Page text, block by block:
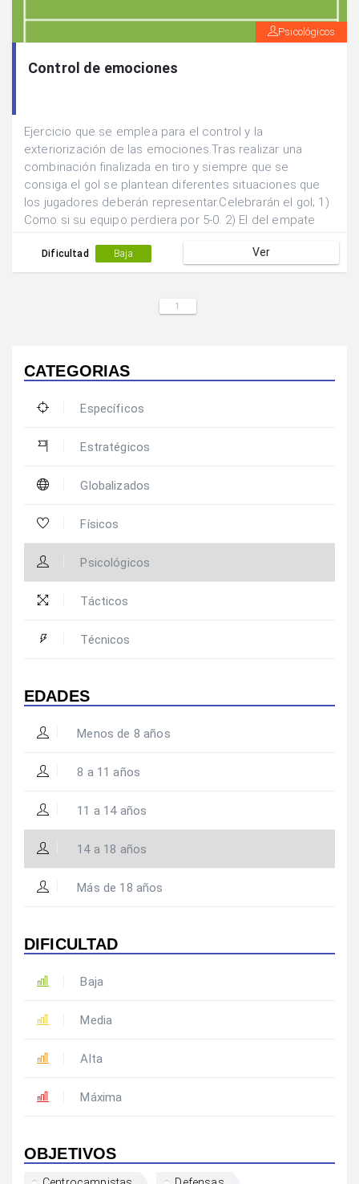
Psicológicos
Control de emociones
Ejercicio que se emplea para el control y la
exteriorización de las emociones.Tras realizar una
combinación finalizada en tiro y siempre que se
consiga el gol se plantean diferentes situaciones que
los jugadores deberán representar.Celebrarán el gol; 1)
Como si su equipo perdiera por 5-0. 2) El del empate
el último minuto de la final..
Dificultad Baja Ver
1
CATEGORIAS
Específicos
Estratégicos
Globalizados
Físicos
Psicológicos
Tácticos
Técnicos
EDADES
Menos de 8 años
8 a 11 años
11 a 14 años
14 a 18 años
Más de 18 años
DIFICULTAD
Baja
Media
Alta
Máxima
OBJETIVOS